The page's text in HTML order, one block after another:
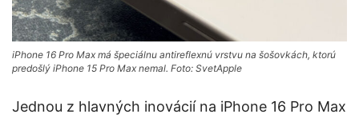
iPhone 16 Pro Max má špeciálnu antireflexnú vrstvu na šošovkách, ktorú
predošlý iPhone 15 Pro Max nemal. Foto: SvetApple
Jednou z hlavných inovácií na iPhone 16 Pro Max